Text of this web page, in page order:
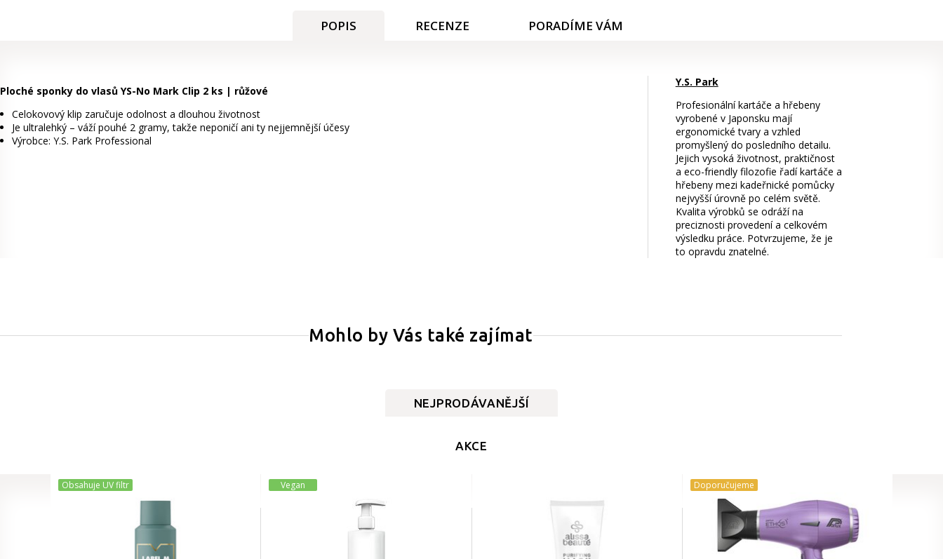
POPIS RECENZE PORADÍME VÁM
Ploché sponky do vlasů YS-No Mark Clip 2 ks | růžové
Celokovový klip zaručuje odolnost a dlouhou životnost
Je ultralehký – váží pouhé 2 gramy, takže neponičí ani ty nejjemnější účesy
Výrobce: Y.S. Park Professional
Y.S. Park
Profesionální kartáče a hřebeny
vyrobené v Japonsku mají
ergonomické tvary a vzhled
promyšlený do posledního detailu.
Jejich vysoká životnost, praktičnost
a eco-friendly filozofie řadí kartáče a
hřebeny mezi kadeřnické pomůcky
nejvyšší úrovně po celém světě.
Kvalita výrobků se odráží na
preciznosti provedení a celkovém
výsledku práce. Potvrzujeme, že je
to opravdu znatelné.
Mohlo by Vás také zajímat
NEJPRODÁVANĚJŠÍ
AKCE
Obsahuje UV filtr Vegan Doporučujeme